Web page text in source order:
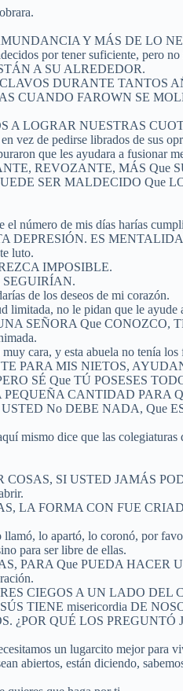
Y MÁS DE LO
por tener suficiente, pero no
A SU ALREDEDOR.
DURANTE TANTOS
FAROWN SE
LOGRAR NUESTRAS
vez de pedirse librados de
que les ayudara a fusionar
REVOZANTE, MÁS Que
SER MALDECIDO Que
número de mis días harías
DEPRESIÓN. ES
luto.
IMPOSIBLE.
SEGUIRÍAN.
de los deseos de mi corazón.
no le pidan que le
SEÑORA Que CONOZCO,
muy cara, y esta abuela no
MIS NIETOS,
PERO SÉ Que TÚ
CANTIDAD PARA
No DEBE NADA, Que
mismo dice que las
COSAS, SI USTED
LA FORMA CON FUE
lo apartó, lo coronó, por
para ser libre de ellas.
PARA Que PUEDA
CIEGOS A UN LADO DEL
misericordia DE
¿POR QUÉ LOS PREGUNTÓ
un lugarcito mejor
abiertos, están diciendo,